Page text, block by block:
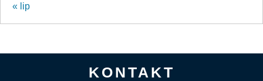
« lip
KONTAKT